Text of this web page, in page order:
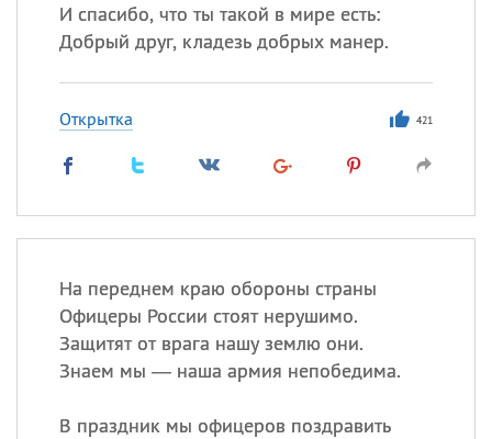
И спасибо, что ты такой в мире есть:
Добрый друг, кладезь добрых манер.
Открытка 421
На переднем краю обороны страны
Офицеры России стоят нерушимо.
Защитят от врага нашу землю они.
Знаем мы — наша армия непобедима.
В праздник мы офицеров поздравить